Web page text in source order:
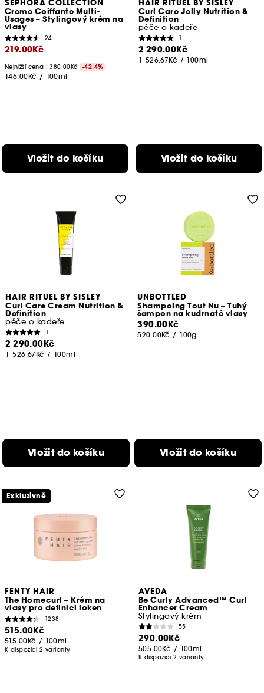
SEPHORA COLLECTION
Creme Coiffante Multi-
Usages – Stylingový krém na
vlasy
24
219.00Kč
Nejnižší cena :380.00Kč -42.4%
146.00Kč / 100ml
Vložit do košíku
HAIR RITUEL BY SISLEY
Curl Care Jelly Nutrition &
Definition
péče o kadeře
1
2 290.00Kč
1 526.67Kč / 100ml
Vložit do košíku
HAIR RITUEL BY SISLEY
Curl Care Cream Nutrition &
Definition
péče o kadeře
1
2 290.00Kč
1 526.67Kč / 100ml
Vložit do košíku
UNBOTTLED
Shampoing Tout Nu – Tuhý
šampon na kudrnaté vlasy
390.00Kč
520.00Kč / 100g
Vložit do košíku
FENTY HAIR
The Homecurl – Krém na
vlasy pro definici loken
1238
515.00Kč
515.00Kč / 100ml
K dispozici 2 varianty
Exkluzivně
AVEDA
Be Curly Advanced™ Curl
Enhancer Cream
Stylingový krém
55
290.00Kč
505.00Kč / 100ml
K dispozici 2 varianty